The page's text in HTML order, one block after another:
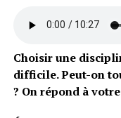
Choisir une
difficile. Peut-on
? On répond à